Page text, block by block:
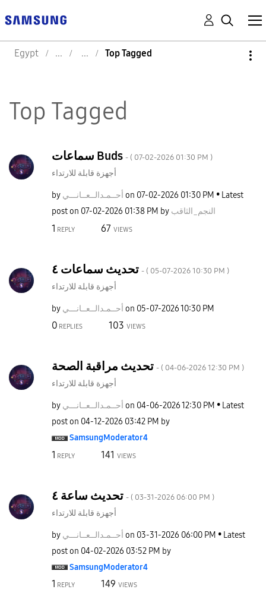
Egypt Top Tagged
Top Tagged
سماعات Buds - ( ‎07-02-2026 01:30 PM )
أجهزة قابلة للارتداء
by أحــمـدالــعــانـــي on ‎07-02-2026 01:30 PM
Latest
post on ‎07-02-2026 01:38 PM by النجم_الثاقب
1 REPLY 67 VIEWS
تحديث سماعات ٤ - ( ‎05-07-2026 10:30 PM )
أجهزة قابلة للارتداء
by أحــمـدالــعــانـــي on ‎05-07-202610:30 PM
0 REPLIES 103 VIEWS
تحديث مراقبة الصحة - ( ‎04-06-2026 12:30 PM )
أجهزة قابلة للارتداء
by أحــمـدالــعــانـــي on ‎04-06-202612:30 PM
Latest
post on ‎04-12-2026 03:42 PM by
SamsungModerator4
1 REPLY 141 VIEWS
تحديث ساعة ٤ - ( ‎03-31-2026 06:00 PM )
أجهزة قابلة للارتداء
by أحــمـدالــعــانـــي on ‎03-31-2026 06:00 PM
Latest
post on ‎04-02-2026 03:52 PM by
SamsungModerator4
1 REPLY 149 VIEWS